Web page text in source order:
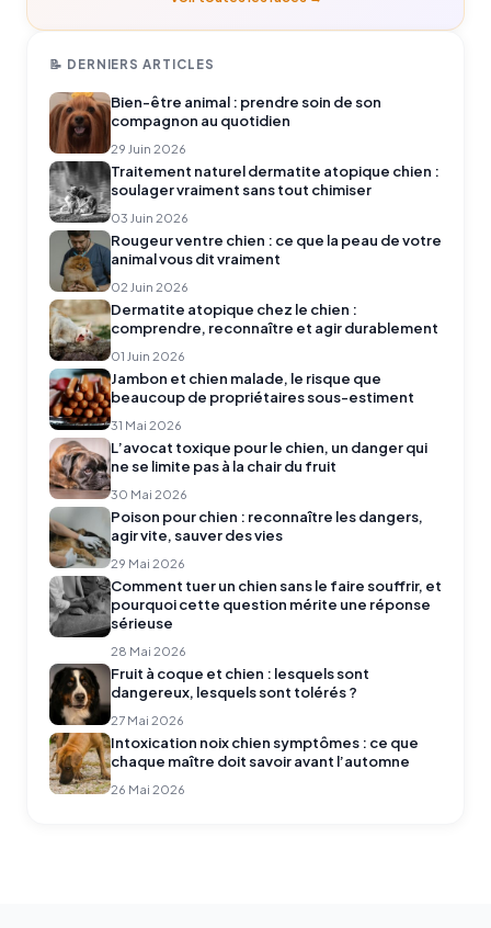
📝 DERNIERS ARTICLES
Bien-être animal : prendre soin de son
compagnon au quotidien
29 Juin 2026
Traitement naturel dermatite atopique chien :
soulager vraiment sans tout chimiser
03 Juin 2026
Rougeur ventre chien : ce que la peau de votre
animal vous dit vraiment
02 Juin 2026
Dermatite atopique chez le chien :
comprendre, reconnaître et agir durablement
01 Juin 2026
Jambon et chien malade, le risque que
beaucoup de propriétaires sous-estiment
31 Mai 2026
L’avocat toxique pour le chien, un danger qui
ne se limite pas à la chair du fruit
30 Mai 2026
Poison pour chien : reconnaître les dangers,
agir vite, sauver des vies
29 Mai 2026
Comment tuer un chien sans le faire souffrir, et
pourquoi cette question mérite une réponse
sérieuse
28 Mai 2026
Fruit à coque et chien : lesquels sont
dangereux, lesquels sont tolérés ?
27 Mai 2026
Intoxication noix chien symptômes : ce que
chaque maître doit savoir avant l’automne
26 Mai 2026